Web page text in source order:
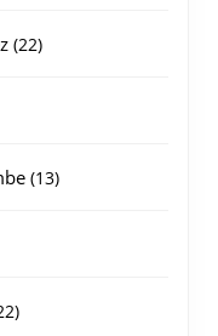
2222
1313
22